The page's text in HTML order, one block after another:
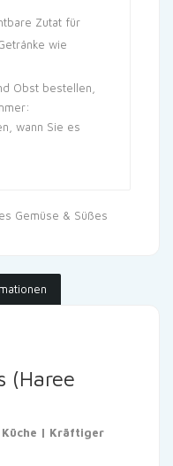
Zutat für
wie
Obst bestellen,
wann Sie es
Gemüse & Süßes
(Haree
| Kräftiger